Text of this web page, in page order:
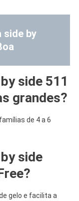
side by
side 511
grandes?
de 4 a 6
side
gelo e facilita a